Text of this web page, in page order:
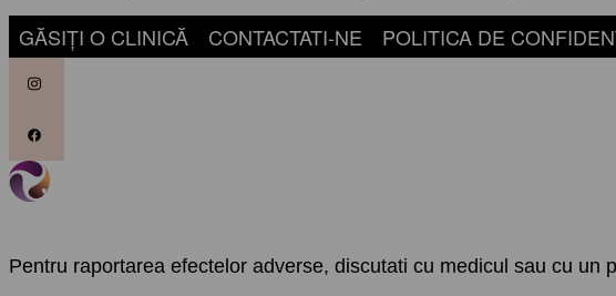
GĂSIȚI O CLINICĂ
CONTACTATI-NE POLITICA DE
Pentru raportarea efectelor adverse, discutati cu medicul sau cu